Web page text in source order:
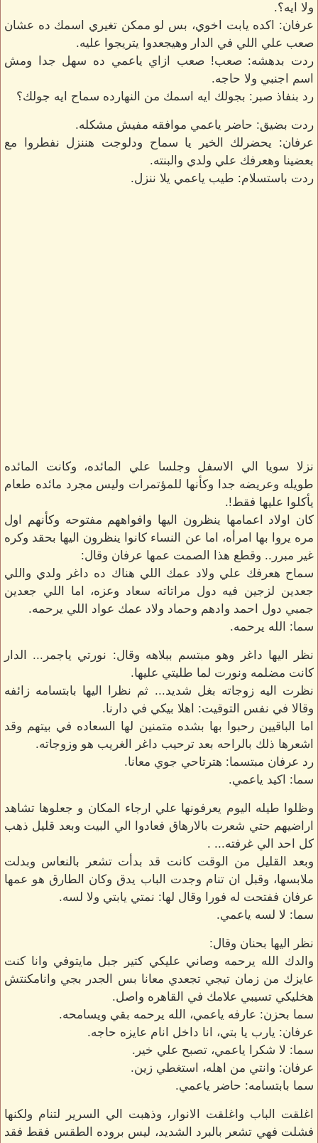
ولا ايه؟.
عرفان: اكده يابت اخوي، بس لو ممكن تغيري اسمك ده عشان
صعب علي اللي في الدار وهيجعدوا يتريجوا عليه.
ردت بدهشه: صعب! صعب ازاي ياعمي ده سهل جدا ومش
اسم اجنبي ولا حاجه.
رد بنفاذ صبر: بجولك ايه اسمك من النهارده سماح ايه جولك؟
ردت بضيق: حاضر ياعمي موافقه مفيش مشكله.
عرفان: يحضرلك الخير يا سماح ودلوجت هننزل نفطروا مع
بعضينا وهعرفك علي ولدي والبنته.
ردت باستسلام: طيب ياعمي يلا ننزل.
نزلا سويا الي الاسفل وجلسا علي المائده، وكانت المائده
طويله وعريضه جدا وكأنها للمؤتمرات وليس مجرد مائده طعام
يأكلوا عليها فقط!.
كان اولاد اعمامها ينظرون اليها وافواههم مفتوحه وكأنهم اول
مره يروا بها امرأه، اما عن النساء كانوا ينظرون اليها بحقد وكره
غير مبرر.. وقطع هذا الصمت عمها عرفان وقال:
سماح هعرفك علي ولاد عمك اللي هناك ده داغر ولدي واللي
جعدين لزجين فيه دول مراتاته سعاد وعزه، اما اللي جعدين
جمبي دول احمد وادهم وحماد ولاد عمك عواد اللي يرحمه.
سما: الله يرحمه.
نظر اليها داغر وهو مبتسم ببلاهه وقال: نورتي ياجمر... الدار
كانت مضلمه ونورت لما طليتي عليها.
نظرت اليه زوجاته بغل شديد... ثم نظرا اليها بابتسامه زائفه
وقالا في نفس التوقيت: اهلا بيكي في دارنا.
اما الباقيين رحبوا بها بشده متمنين لها السعاده في بيتهم وقد
اشعرها ذلك بالراحه بعد ترحيب داغر الغريب هو وزوجاته.
رد عرفان مبتسما: هترتاحي جوي معانا.
سما: اكيد ياعمي.
وظلوا طيله اليوم يعرفونها علي ارجاء المكان و جعلوها تشاهد
اراضيهم حتي شعرت بالارهاق فعادوا الي البيت وبعد قليل ذهب
كل احد الي غرفته... .
وبعد القليل من الوقت كانت قد بدأت تشعر بالنعاس وبدلت
ملابسها، وقبل ان تنام وجدت الباب يدق وكان الطارق هو عمها
عرفان ففتحت له فورا وقال لها: نمتي يابتي ولا لسه.
سما: لا لسه ياعمي.
نظر اليها بحنان وقال:
والدك الله يرحمه وصاني عليكي كتير جبل مايتوفي وانا كنت
عايزك من زمان تيجي تجعدي معانا بس الجدر بجي وانامكنتش
هخليكي تسيبي علامك في القاهره واصل.
سما بحزن: عارفه ياعمي، الله يرحمه بقي ويسامحه.
عرفان: يارب يا بتي، انا داخل انام عايزه حاجه.
سما: لا شكرا ياعمي، تصبح علي خير.
عرفان: وانتي من اهله، استغطي زين.
سما بابتسامه: حاضر ياعمي.
اغلقت الباب واغلقت الانوار، وذهبت الي السرير لتنام ولكنها
فشلت فهي تشعر بالبرد الشديد، ليس بروده الطقس فقط فقد